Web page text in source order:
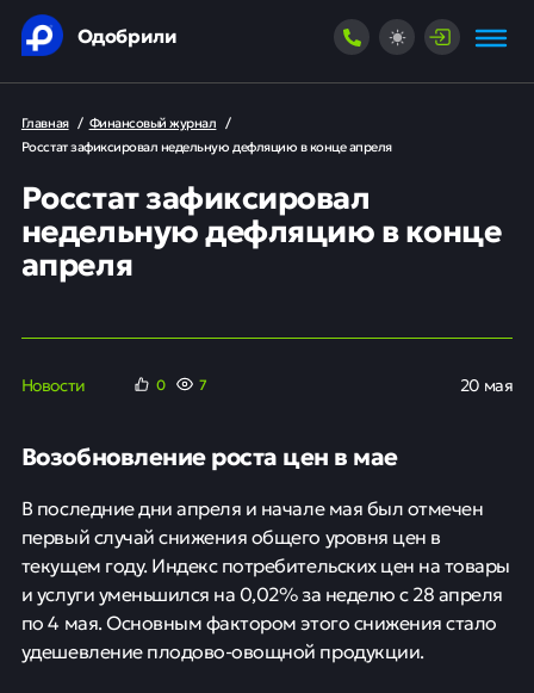
Одобрили
Главная / Финансовый журнал /
Росстат зафиксировал недельную дефляцию в конце апреля
Росстат зафиксировал
недельную дефляцию в конце
апреля
Новости 0 7 20 мая
Возобновление роста цен в мае
В последние дни апреля и начале мая был отмечен
первый случай снижения общего уровня цен в
текущем году. Индекс потребительских цен на товары
и услуги уменьшился на 0,02% за неделю с 28 апреля
по 4 мая. Основным фактором этого снижения стало
удешевление плодово-овощной продукции.